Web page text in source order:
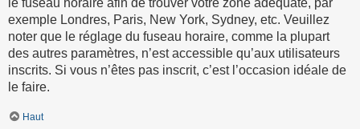
le fuseau horaire afin de trouver votre zone adéquate, par
exemple Londres, Paris, New York, Sydney, etc. Veuillez
noter que le réglage du fuseau horaire, comme la plupart
des autres paramètres, n’est accessible qu’aux utilisateurs
inscrits. Si vous n’êtes pas inscrit, c’est l’occasion idéale de
le faire.
Haut